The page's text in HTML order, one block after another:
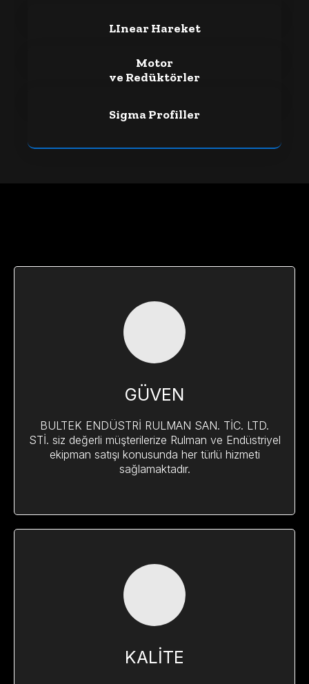
LInear Hareket
Motor
ve Redüktörler
Sigma Profiller
GÜVEN
BULTEK ENDÜSTRİ RULMAN SAN. TİC. LTD.
STİ. siz değerli müşterilerize Rulman ve Endüstriyel
ekipman satışı konusunda her türlü hizmeti
sağlamaktadır.
KALİTE